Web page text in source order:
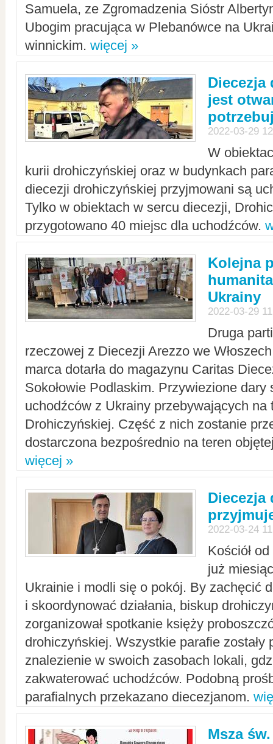
Samuela, ze Zgromadzenia Sióstr
Ubogim pracująca w Plebanówce na
winnickim. więcej »
Diecezja
jest
2022-03-29
W
kurii drohiczyńskiej oraz w budynkach
diecezji drohiczyńskiej przyjmowani są
Tylko w obiektach w sercu diecezji,
przygotowano 40 miejsc dla uchodźców.
Kolejna
Ukrainy
2022-03-29
Druga
rzeczowej z Diecezji Arezzo we
marca dotarła do magazynu Caritas
Sokołowie Podlaskim. Przywiezione dary
uchodźców z Ukrainy przebywających na
Drohiczyńskiej. Część z nich zostanie
dostarczona bezpośrednio na teren
więcej »
Diecezja
2022-03-24
Kościół
już
Ukrainie i modli się o pokój. By zachęcić
i skoordynować działania, biskup
zorganizował spotkanie księży
drohiczyńskiej. Wszystkie parafie zostały
znalezienie w swoich zasobach lokali,
zakwaterować uchodźców. Podobną
parafialnych przekazano diecezjanom.
Msza